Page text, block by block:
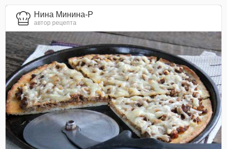
Нина Минина-Р
автор рецепта